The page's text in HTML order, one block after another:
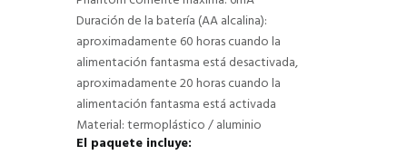
Duración de la batería (AA alcalina):
aproximadamente 60 horas cuando la
alimentación fantasma está desactivada,
aproximadamente 20 horas cuando la
alimentación fantasma está activada
Material: termoplástico / aluminio
El paquete incluye: